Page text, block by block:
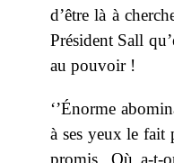
d’être là à
Président Sall
au pouvoir !
‘’Énorme
à ses yeux le fait
promis. Où a-t-